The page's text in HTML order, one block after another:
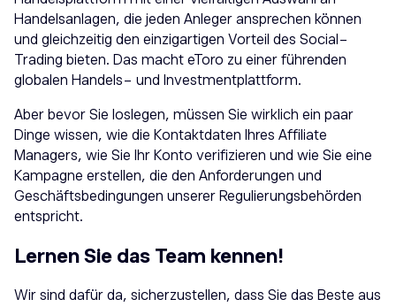
Handelsanlagen, die jeden Anleger ansprechen können
und gleichzeitig den einzigartigen Vorteil des Social-
Trading bieten. Das macht eToro zu einer führenden
globalen Handels- und Investmentplattform.
Aber bevor Sie loslegen, müssen Sie wirklich ein paar
Dinge wissen, wie die Kontaktdaten Ihres Affiliate
Managers, wie Sie Ihr Konto verifizieren und wie Sie eine
Kampagne erstellen, die den Anforderungen und
Geschäftsbedingungen unserer Regulierungsbehörden
entspricht.
Lernen Sie das Team kennen!
Wir sind dafür da, sicherzustellen, dass Sie das Beste aus